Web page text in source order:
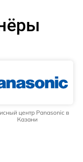
центр Panasonic в
Казани